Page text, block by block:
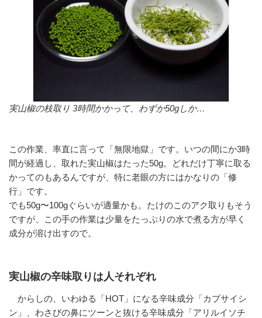
実山椒の枝取り 3時間かかって、わずか50gしか…
この作業、率直に言って「無限地獄」です。いつの間にか3時
間が経過し、取れた実山椒はたった50g。どれだけ丁寧に取る
かってのもあるんですが、特に老眼の方にはかなりの「修
行」です。
でも50g〜100gぐらいが適量かも。たけのこのアク取りもそう
ですが、この手の作業は少量をたっぷりの水で煮る方が早く
成分が溶け出すので。
実山椒の辛味取りは人それぞれ
からしの、いわゆる「HOT」になる辛味成分「カプサイシ
ン」、わさびの鼻にツーンと抜ける辛味成分「アリルイソチ